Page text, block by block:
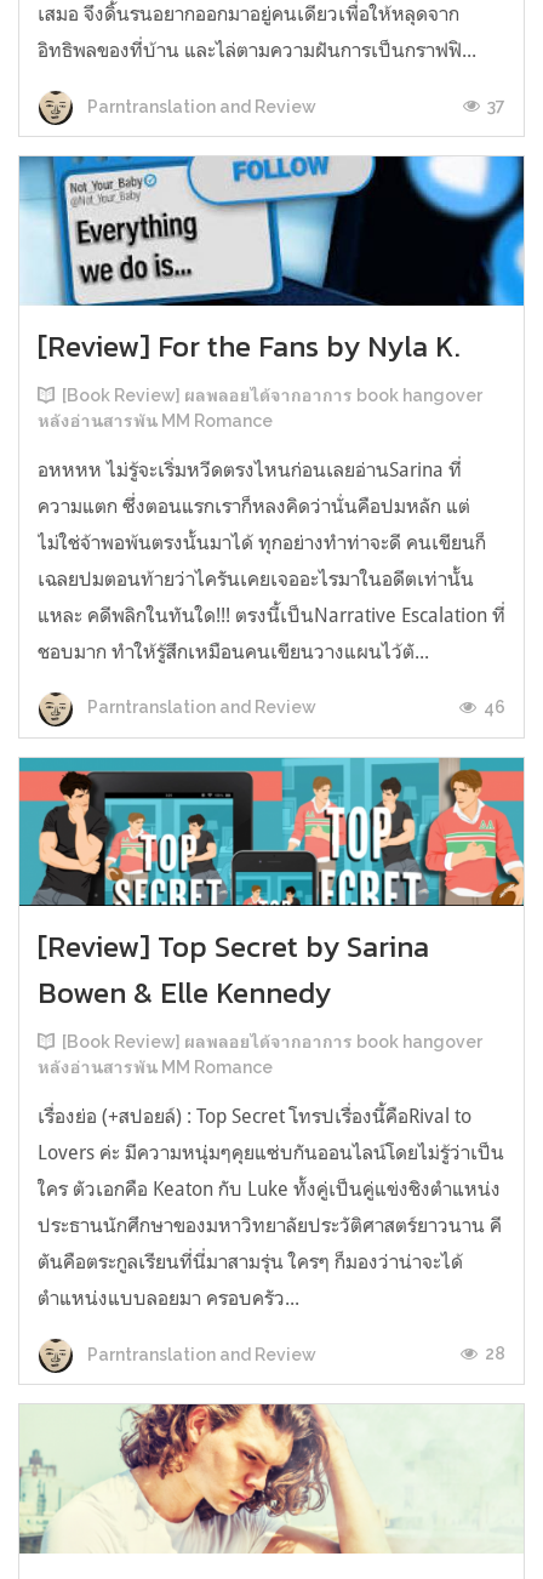
เสมอ จึงดิ้นรนอยากออกมาอยู่คนเดียวเพื่อให้หลุดจาก
อิทธิพลของที่บ้าน และไล่ตามความฝันการเป็นกราฟฟิ...
Parntranslation and Review 37
[Review] For the Fans by Nyla K.
[Book Review] ผลพลอยได้จากอาการ book hangover
หลังอ่านสารพัน MM Romance
อหหหห ไม่รู้จะเริ่มหวีดตรงไหนก่อนเลยอ่านSarina ที่
ความแตก ซึ่งตอนแรกเราก็หลงคิดว่านั่นคือปมหลัก แต่
ไม่ใช่จ้าพอพ้นตรงนั้นมาได้ ทุกอย่างทำท่าจะดี คนเขียนก็
เฉลยปมตอนท้ายว่าไครันเคยเจออะไรมาในอดีตเท่านั้น
แหละ คดีพลิกในทันใด!!! ตรงนี้เป็นNarrative Escalation ที่
ชอบมาก ทำให้รู้สึกเหมือนคนเขียนวางแผนไว้ตั...
Parntranslation and Review 46
[Review] Top Secret by Sarina
Bowen & Elle Kennedy
[Book Review] ผลพลอยได้จากอาการ book hangover
หลังอ่านสารพัน MM Romance
เรื่องย่อ (+สปอยล์) : Top Secret โทรปเรื่องนี้คือRival to
Lovers ค่ะ มีความหนุ่มๆคุยแซ่บกันออนไลน์โดยไม่รู้ว่าเป็น
ใคร ตัวเอกคือ Keaton กับ Luke ทั้งคู่เป็นคู่แข่งชิงตำแหน่ง
ประธานนักศึกษาของมหาวิทยาลัยประวัติศาสตร์ยาวนาน คี
ตันคือตระกูลเรียนที่นี่มาสามรุ่น ใครๆ ก็มองว่าน่าจะได้
ตำแหน่งแบบลอยมา ครอบครัว...
Parntranslation and Review 28